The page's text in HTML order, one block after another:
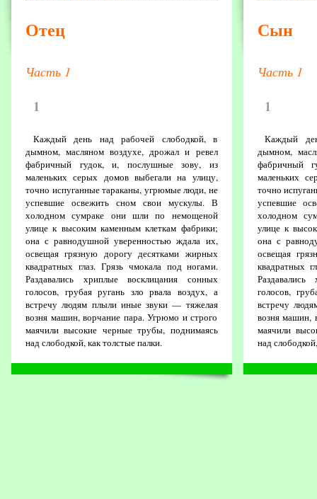
Отец
Часть 1
1
Каждый день над рабочей слободкой, в
дымном, масляном воздухе, дрожал и ревел
фабричный гудок, и, послушные зову, из
маленьких серых домов выбегали на улицу,
точно испуганные тараканы, угрюмые люди, не
успевшие освежить сном свои мускулы. В
холодном сумраке они шли по немощеной
улице к высоким каменным клеткам фабрики;
она с равнодушной уверенностью ждала их,
освещая грязную дорогу десятками жирных
квадратных глаз. Грязь чмокала под ногами.
Раздавались хриплые восклицания сонных
голосов, грубая ругань зло рвала воздух, а
встречу людям плыли иные звуки — тяжелая
возня машин, ворчание пара. Угрюмо и строго
маячили высокие черные трубы, поднимаясь
над слободкой, как толстые палки.
Сын
Часть 1
1
Каждый
дымном,
фабричный
маленьких
точно
успевшие
холодном
улице к
она с
освещая
квадратных
голосов,
встречу
возня машин,
маячили
над